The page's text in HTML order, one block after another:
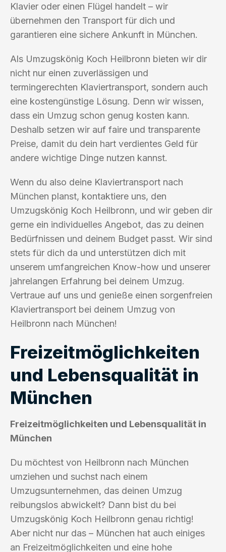
Klavier oder einen Flügel handelt – wir
übernehmen den Transport für dich und
garantieren eine sichere Ankunft in München.
Als Umzugskönig Koch Heilbronn bieten wir dir
nicht nur einen zuverlässigen und
termingerechten Klaviertransport, sondern auch
eine kostengünstige Lösung. Denn wir wissen,
dass ein Umzug schon genug kosten kann.
Deshalb setzen wir auf faire und transparente
Preise, damit du dein hart verdientes Geld für
andere wichtige Dinge nutzen kannst.
Wenn du also deine Klaviertransport nach
München planst, kontaktiere uns, den
Umzugskönig Koch Heilbronn, und wir geben dir
gerne ein individuelles Angebot, das zu deinen
Bedürfnissen und deinem Budget passt. Wir sind
stets für dich da und unterstützen dich mit
unserem umfangreichen Know-how und unserer
jahrelangen Erfahrung bei deinem Umzug.
Vertraue auf uns und genieße einen sorgenfreien
Klaviertransport bei deinem Umzug von
Heilbronn nach München!
Freizeitmöglichkeiten
und Lebensqualität in
München
Freizeitmöglichkeiten und Lebensqualität in
München
Du möchtest von Heilbronn nach München
umziehen und suchst nach einem
Umzugsunternehmen, das deinen Umzug
reibungslos abwickelt? Dann bist du bei
Umzugskönig Koch Heilbronn genau richtig!
Aber nicht nur das – München hat auch einiges
an Freizeitmöglichkeiten und eine hohe